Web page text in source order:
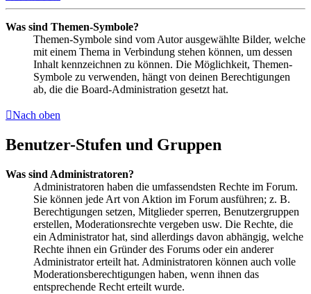
Was sind Themen-Symbole?
Themen-Symbole sind vom Autor ausgewählte Bilder, welche
mit einem Thema in Verbindung stehen können, um dessen
Inhalt kennzeichnen zu können. Die Möglichkeit, Themen-
Symbole zu verwenden, hängt von deinen Berechtigungen
ab, die die Board-Administration gesetzt hat.
Nach oben
Benutzer-Stufen und Gruppen
Was sind Administratoren?
Administratoren haben die umfassendsten Rechte im Forum.
Sie können jede Art von Aktion im Forum ausführen; z. B.
Berechtigungen setzen, Mitglieder sperren, Benutzergruppen
erstellen, Moderationsrechte vergeben usw. Die Rechte, die
ein Administrator hat, sind allerdings davon abhängig, welche
Rechte ihnen ein Gründer des Forums oder ein anderer
Administrator erteilt hat. Administratoren können auch volle
Moderationsberechtigungen haben, wenn ihnen das
entsprechende Recht erteilt wurde.